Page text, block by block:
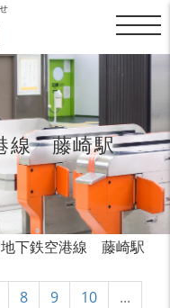
線 藤崎駅
下鉄空港線 藤崎駅
8 9 10
...